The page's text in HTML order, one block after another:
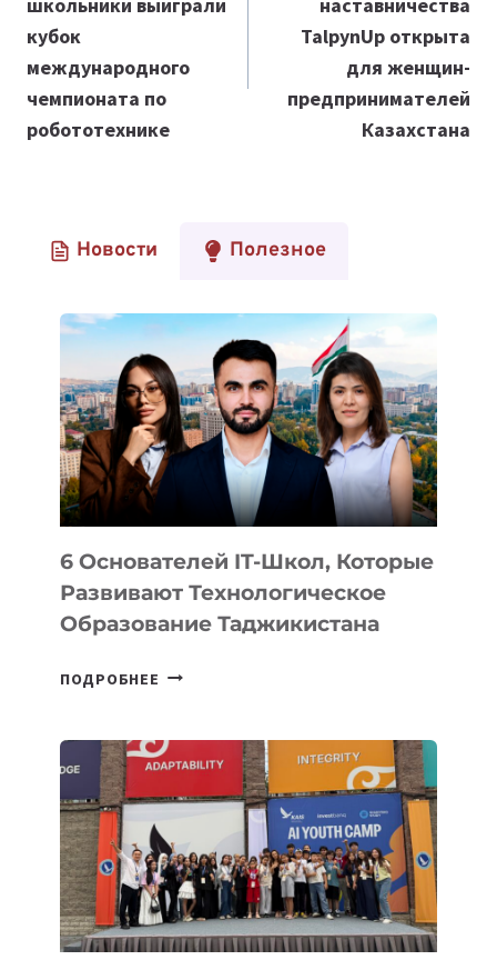
записям
школьники выиграли
кубок
международного
чемпионата по
робототехнике
наставничества
TalpynUp открыта
для женщин-
предпринимателей
Казахстана
Новости Полезное
6 Основателей IT-Школ, Которые
Развивают Технологическое
Образование Таджикистана
ПОДРОБНЕЕ
ШКОЛ,
РАЗВИВАЮТ
ТЕХНОЛОГИЧЕСКОЕ
ОБРАЗОВАНИЕ
ТАДЖИКИСТАНА